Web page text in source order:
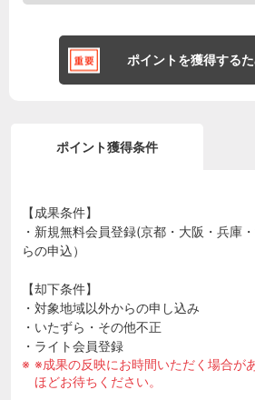
ポイントを獲得する
ポイント獲得条件
【成果条件】
・新規無料会員登録(京都・大阪・兵庫
らの申込）
【却下条件】
・対象地域以外からの申し込み
・いたずら・その他不正
・ライト会員登録
※成果の反映にお時間いただく場合が
ほどお待ちください。